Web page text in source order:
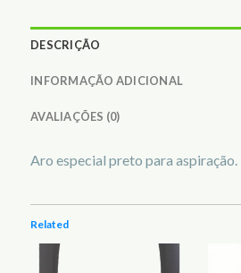
DESCRIÇÃO
INFORMAÇÃO ADICIONAL
AVALIAÇÕES (0)
Aro especial preto para aspiração.
Related